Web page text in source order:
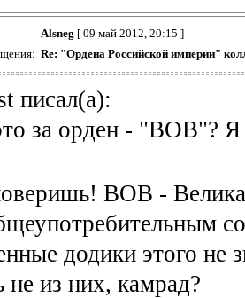
Alsneg [ 09 май 2012, 20:15 ]
Re: "Ордена Российской империи"
писал(а):
за орден - "ВОВ"? Я
ВОВ -
додики этого не
не из них, камрад?